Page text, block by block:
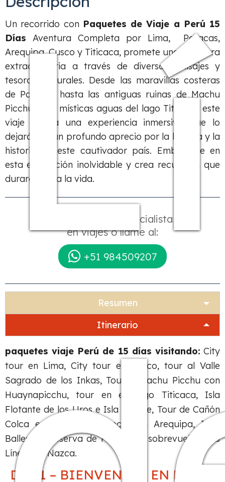
Un recorrido con Paquetes de Viaje a Perú 15
Días Aventura Completa por Lima, Paracas,
Arequipa, Cusco y Titicaca, promete una aventura
extraordinaria a través de diversos paisajes y
tesoros culturales. Desde las maravillas costeras
de Paracas hasta las antiguas ruinas de Machu
Picchu y las místicas aguas del lago Titicaca, este
viaje brinda una experiencia inmersiva que lo
dejará con un profundo aprecio por la belleza y la
historia de este cautivador país. Embárcate en
esta expedición inolvidable y crea recuerdos que
durarán toda la vida.
Hable con un especialista
en viajes o llame al:
+51 984509207
Resumen
Itinerario
paquetes viaje Perú de 15 días visitando: City
tour en Lima, City tour en Cusco, tour al Valle
Sagrado de los Inkas, Tour a Machu Picchu con
Huaynapicchu, tour en el Lago Titicaca, Isla
Flotante de los Uros e Isla Taquile, Tour de Cañón
Colca en 2 días y 1 noche en Arequipa, Islas
Ballestas, Reserva de Paracas y sobrevuelo a las
Líneas de Nazca.
DIA 1 – BIENVENIDA EN EL